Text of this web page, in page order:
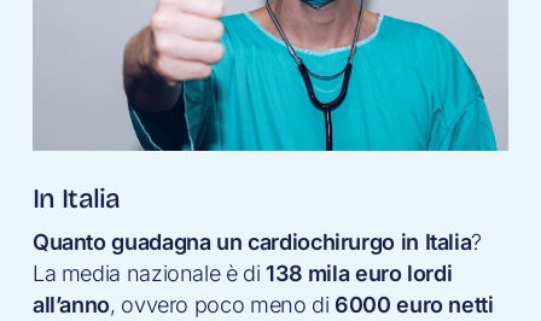
In Italia
Quanto guadagna un cardiochirurgo in Italia?
La media nazionale è di138 mila euro lordi
all’anno, ovvero poco meno di 6000 euro netti